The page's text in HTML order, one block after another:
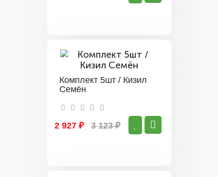
Комплект 5шт / Кизил
Семён
2 927 ₽ 3 123 ₽